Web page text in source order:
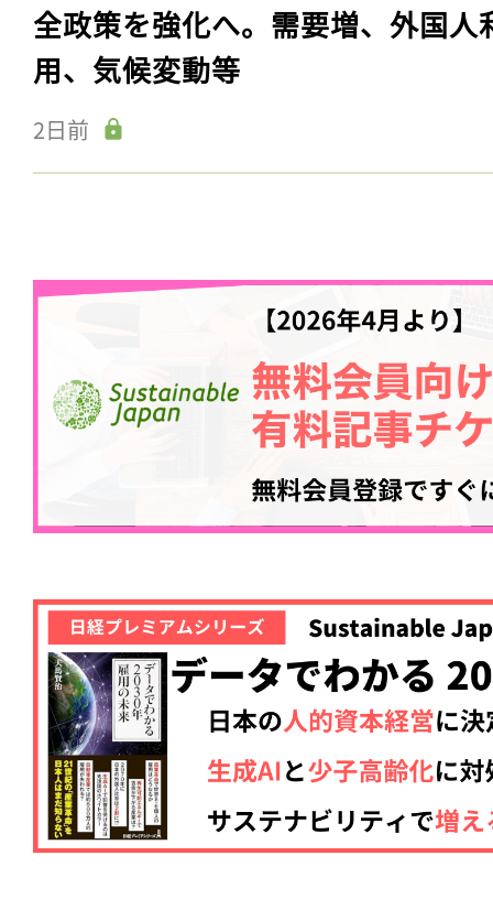
全政策を強化へ。需要増、外国人
用、気候変動等
2日前